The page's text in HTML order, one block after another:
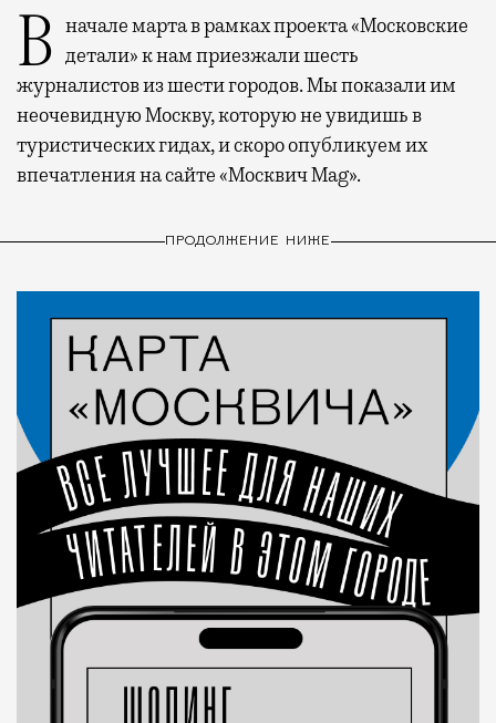
В начале марта в рамках проекта «Московские детали» к нам приезжали шесть
журналистов из шести городов. Мы показали им
неочевидную Москву, которую не увидишь в
туристических гидах, и скоро опубликуем их
впечатления на сайте «Москвич Mag».
ПРОДОЛЖЕНИЕ НИЖЕ